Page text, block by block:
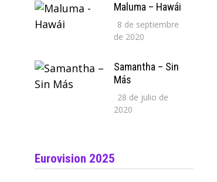
Maluma – Hawái
8 de septiembre
de 2020
Samantha – Sin
Más
28 de julio de
2020
Eurovision 2025